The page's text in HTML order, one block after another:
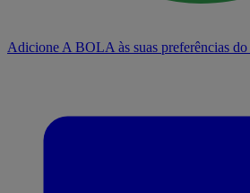
Adicione A BOLA às suas preferências